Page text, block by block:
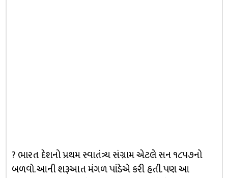
? ભારત દેશનો પ્રથમ સ્વાતંત્ર્ય સંગ્રામ એટલે સન ૧૮૫૭નો
બળવો. આની શરૂઆત મંગળ પાંડેએ કરી હતી. પણ આ